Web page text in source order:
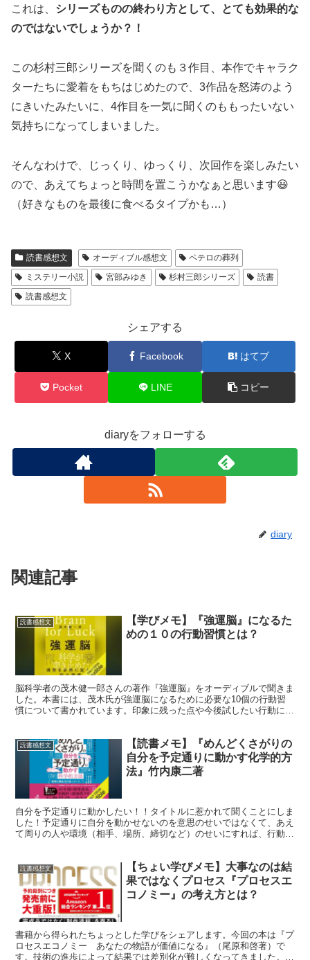
これは、 シリーズものの終わり方として、とても効果的な
のではないでしょうか？！
この杉村三郎シリーズを聞くのも３作目、本作でキャラク
ターたちに愛着をもちはじめたので、3作品を怒涛のよう
にきいたみたいに、4作目を一気に聞くのももったいない
気持ちになってしまいました。
そんなわけで、じっくり、ゆっくり、次回作を楽しみたい
ので、あえてちょっと時間を置こうかなぁと思います😃
（好きなものを最後に食べるタイプかも…）
読書感想文 オーディブル感想文
ペテロの葬列
ミステリー小説
宮部みゆき 杉村三郎シリーズ
読書
読書感想文
シェアする
X Facebook はてブ
Pocket LINE コピー
diaryをフォローする
diary
関連記事
読書感想文
【学びメモ】『強運脳』になるた
めの１０の行動習慣とは？
脳科学者の茂木健一郎さんの著作『強運脳』をオーディブルで聞きま
した。本書には、茂木氏が強運脳になるために必要な10個の行動習
慣について書かれています。印象に残った点や今後試したい行動につ
読書感想文
【読書メモ】『めんどくさがりの
自分を予定通りに動かす化学的方
法』竹内康二著
自分を予定通りに動かしたい！！タイトルに惹かれて聞くことにしま
した！予定通りに自分を動かせないのを意思のせいではなくて、あえ
て周りの人や環境（相手、場所、締切など）のせいにすれば、行動は
読書感想文
【ちょい学びメモ】大事なのは結
果ではなくプロセス『プロセスエ
コノミー』の考え方とは？
書籍から得られたちょっとした学びをシェアします。今回の本は『プ
ロセスエコノミー あなたの物語が価値になる』（尾原和啓著）で
す。技術の進歩によって結果では差別化が難しくなってきました。そ